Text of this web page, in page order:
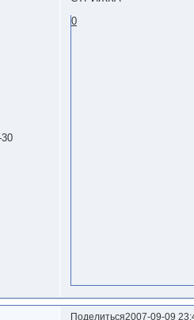
0
Поделиться2007-09-09